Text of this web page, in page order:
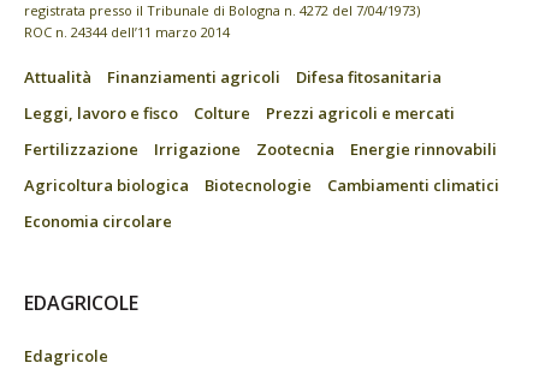
registrata presso il Tribunale di Bologna n. 4272 del 7/04/1973)
ROC n. 24344 dell’11 marzo 2014
Attualità Finanziamenti agricoli
Difesa fitosanitaria
Leggi, lavoro e fisco
Colture
Prezzi agricoli e mercati
Fertilizzazione
Irrigazione Zootecnia
Energie rinnovabili
Agricoltura biologica
Biotecnologie
Cambiamenti climatici
Economia circolare
EDAGRICOLE
Edagricole